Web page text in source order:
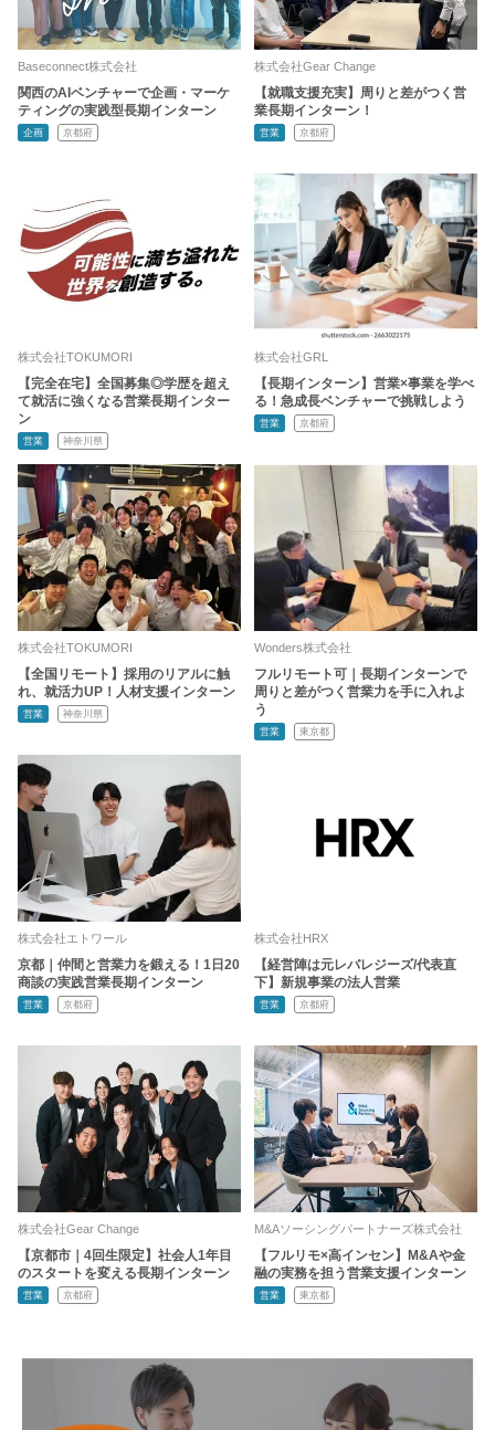
Baseconnect株式会社
関西のAIベンチャーで企画・マーケ
ティングの実践型長期インターン
企画 京都府
株式会社Gear Change
【就職支援充実】周りと差がつく営
業長期インターン！
営業 京都府
株式会社TOKUMORI
【完全在宅】全国募集◎学歴を超え
て就活に強くなる営業長期インター
ン
営業 神奈川県
株式会社GRL
【長期インターン】営業×事業を学べ
る！急成長ベンチャーで挑戦しよう
営業 京都府
株式会社TOKUMORI
【全国リモート】採用のリアルに触
れ、就活力UP！人材支援インターン
営業 神奈川県
Wonders株式会社
フルリモート可｜長期インターンで
周りと差がつく営業力を手に入れよ
う
営業 東京都
株式会社エトワール
京都｜仲間と営業力を鍛える！1日20
商談の実践営業長期インターン
営業 京都府
株式会社HRX
【経営陣は元レバレジーズ/代表直
下】新規事業の法人営業
営業 京都府
株式会社Gear Change
【京都市｜4回生限定】社会人1年目
のスタートを変える長期インターン
営業 京都府
M&Aソーシングパートナーズ株式会社
【フルリモ×高インセン】M&Aや金
融の実務を担う営業支援インターン
営業 東京都